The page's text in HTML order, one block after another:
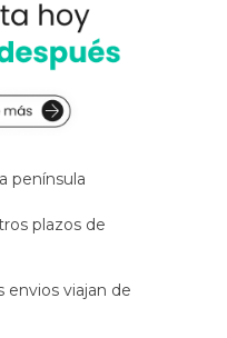
península
plazos de
envios viajan de